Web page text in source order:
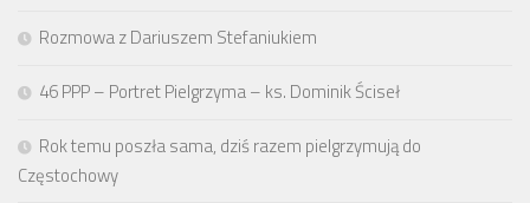
Rozmowa z Dariuszem Stefaniukiem
46 PPP – Portret Pielgrzyma – ks. Dominik Ściseł
Rok temu poszła sama, dziś razem pielgrzymują do
Częstochowy